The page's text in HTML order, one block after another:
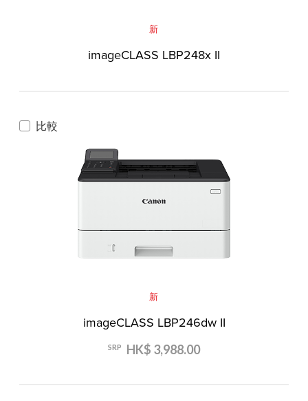
新
imageCLASS LBP248x II
比較
新
imageCLASS LBP246dw II
SRP HK$ 3,988.00